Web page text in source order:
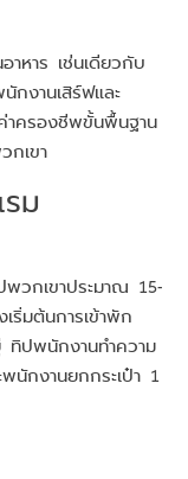
าหาร เช่นเดียวกับ
กงานเสิร์ฟและ
าครองชีพขั้นพื้นฐาน
กเขา
ม
พวกเขาประมาณ 15-
ริ่มต้นการเข้าพัก
ทิปพนักงานทำความ
นักงานยกกระเป๋า 1